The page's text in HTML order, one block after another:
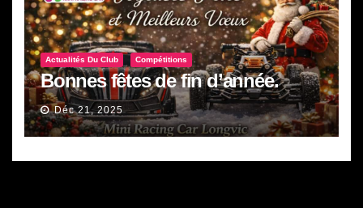
Actualités Du Club Compétitions
Bonnes fêtes de fin d’année.
Déc 21, 2025